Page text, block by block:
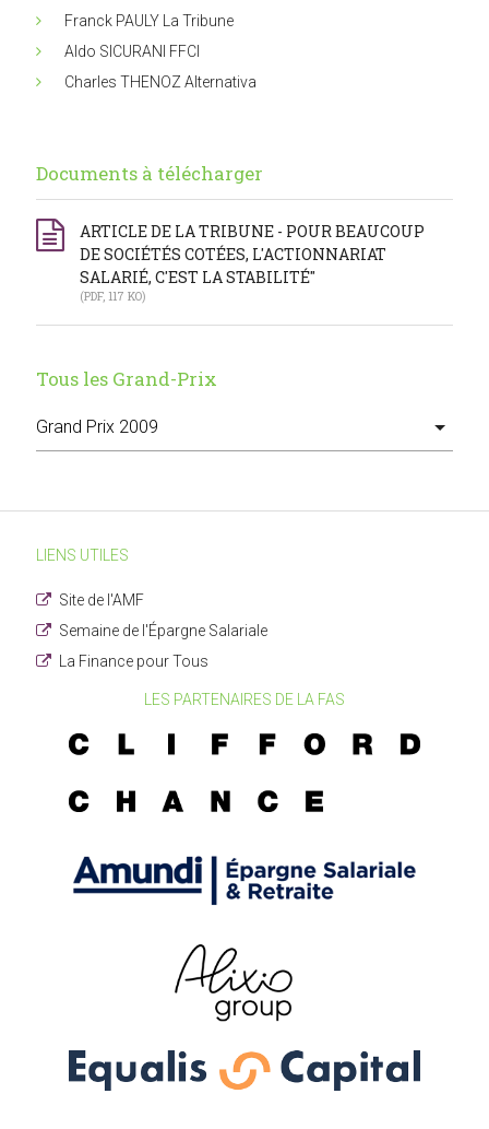
Franck PAULY La Tribune
Aldo SICURANI FFCI
Charles THENOZ Alternativa
Documents à télécharger
ARTICLE DE LA TRIBUNE - POUR BEAUCOUP
DE SOCIÉTÉS COTÉES, L'ACTIONNARIAT
SALARIÉ, C'EST LA STABILITÉ"
(PDF, 117 KO)
Tous les Grand-Prix
LIENS UTILES
Site de l'AMF
Semaine de l'Épargne Salariale
La Finance pour Tous
LES PARTENAIRES DE LA FAS